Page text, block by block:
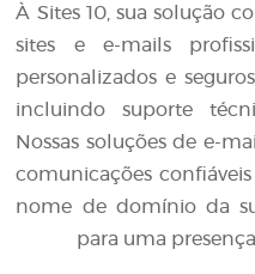
À Sites 10, sua solução
sites e e-mails
personalizados e
incluindo suporte
Nossas soluções de e-
comunicações
nome de domínio da
para uma